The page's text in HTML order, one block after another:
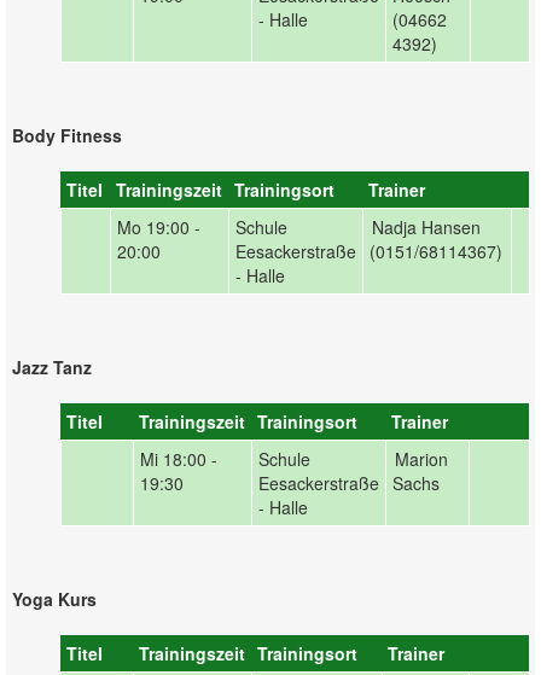
- Halle
(04662
4392)
Body Fitness
Titel Trainingszeit Trainingsort
Trainer
Mo 19:00 -
20:00
Schule
Eesackerstraße
- Halle
Nadja Hansen
(0151/68114367)
Jazz Tanz
Titel Trainingszeit Trainingsort
Trainer
Mi 18:00 -
19:30
Schule
Eesackerstraße
- Halle
Marion
Sachs
Yoga Kurs
Titel Trainingszeit Trainingsort
Trainer